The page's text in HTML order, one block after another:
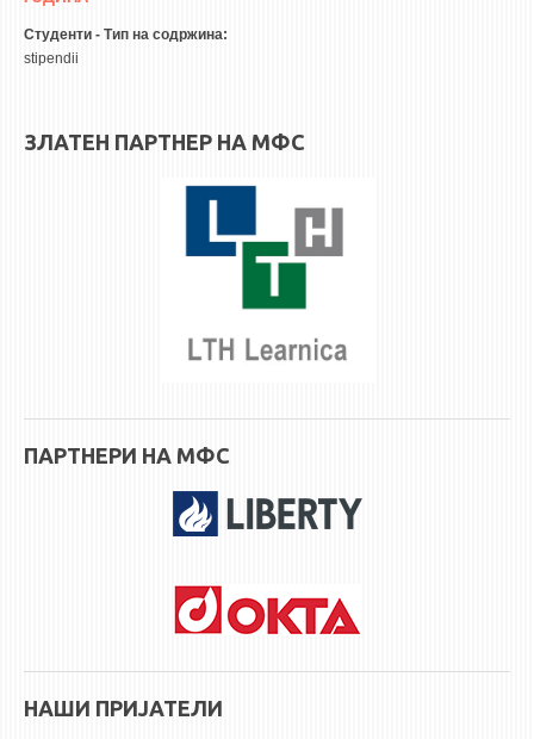
Студенти - Тип на содржина:
stipendii
ЗЛАТЕН ПАРТНЕР НА МФС
ПАРТНЕРИ НА МФС
НАШИ ПРИЈАТЕЛИ